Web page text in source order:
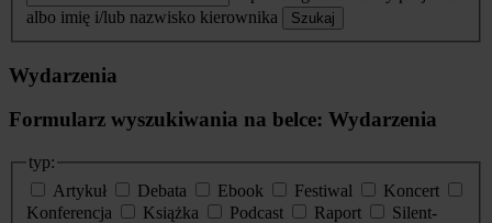
albo imię i/lub nazwisko kierownika
Szukaj
Wydarzenia
Formularz wyszukiwania na belce: Wydarzenia
typ:
Artykuł
Debata Ebook Festiwal
Koncert
Konferencja
Książka Podcast Raport
Silent-